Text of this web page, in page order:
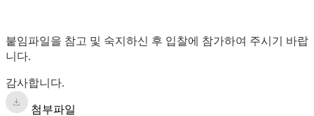
붙임파일을 참고 및 숙지하신 후 입찰에 참가하여 주시기 바랍
니다.
감사합니다.
첨부파일